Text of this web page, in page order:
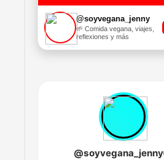
@soyvegana_jenny
🌱 Comida vegana, viajes,
reflexiones y más
@soyvegana_jenny